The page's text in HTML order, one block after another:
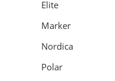
Elite
Marker
Nordica
Polar